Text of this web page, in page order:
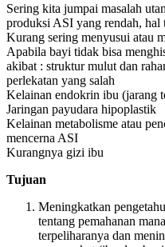
Sering kita jumpai masalah
produksi ASI yang rendah, hal
Kurang sering menyusui atau
Apabila bayi tidak bisa
akibat : struktur mulut dan
perlekatan yang salah
Kelainan endokrin ibu (jarang
Jaringan payudara hipoplastik
Kelainan metabolisme atau
mencerna ASI
Kurangnya gizi ibu
Tujuan
Meningkatkan
tentang pemahanan
terpeliharanya dan